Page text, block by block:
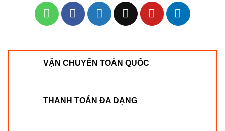
VẬN CHUYỂN TOÀN QUỐC
THANH TOÁN ĐA DẠNG